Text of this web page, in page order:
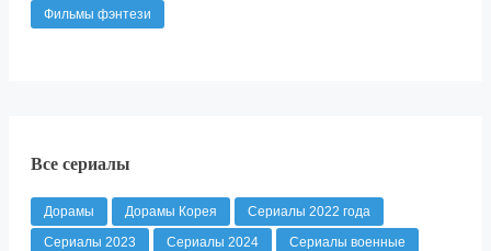
Фильмы фэнтези
Все сериалы
Дорамы Дорамы Корея
Сериалы 2022 года
Сериалы 2023
Сериалы 2024
Сериалы военные